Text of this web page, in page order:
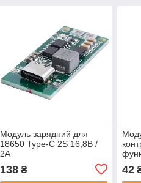
Модуль зарядний для
18650 Type-C 2S 16,8В /
2A
138₴ 42